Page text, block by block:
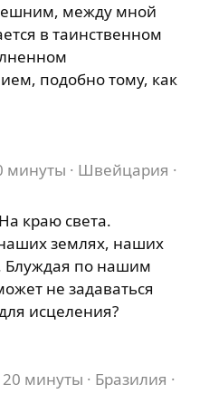
между мной
в таинственном
подобно тому, как
минуты · Швейцария ·
краю света.
землях, наших
Блуждая по нашим
не задаваться
исцеления?
минуты · Бразилия ·